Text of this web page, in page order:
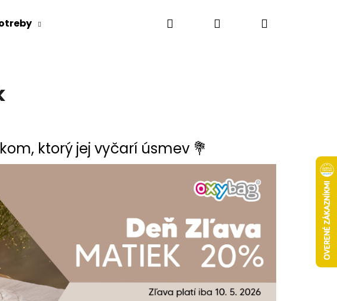
Hľadať PrihlásenieNákupný
ktorý jej vyčarí úsmev 💐
Nasledujúce
BOX NA ZOŠITY A4 JUMBO AUTO SPEED
5,96 €